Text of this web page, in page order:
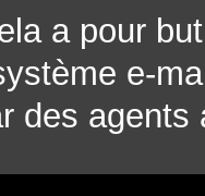
a pour
e-
des agents